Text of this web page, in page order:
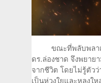
ขณะที่พลับพลาเอ
ดร.ล่องชาด จึงพยาย
จากชีวิต โดยไม่รู้ตัว
เป็นห่วงใยและหลงใ